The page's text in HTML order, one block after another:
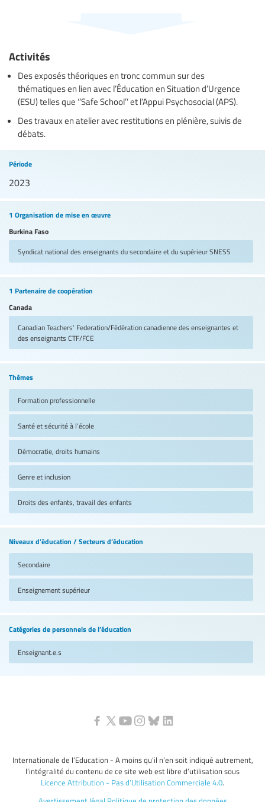
Activités
Des exposés théoriques en tronc commun sur des
thématiques en lien avec l’Éducation en Situation d’Urgence
(ESU) telles que ‘’Safe School’’ et l’Appui Psychosocial (APS).
Des travaux en atelier avec restitutions en plénière, suivis de
débats.
Période
2023
1 Organisation de mise en œuvre
Burkina Faso
Syndicat national des enseignants du secondaire et du supérieurSNESS
1 Partenaire de coopération
Canada
Canadian Teachers' Federation/Fédération canadienne des enseignantes et
des enseignants CTF/FCE
Thèmes
Formation professionnelle
Santé et sécurité à l’école
Démocratie, droits humains
Genre et inclusion
Droits des enfants, travail des enfants
Niveaux d’éducation / Secteurs d’éducation
Secondaire
Enseignement supérieur
Catégories de personnels de l’éducation
Enseignant.e.s
Internationale de l’Education - A moins qu’il n’en soit indiqué autrement,
l’intégralité du contenu de ce site web est libre d’utilisation sous
Licence Attribution - Pas d’Utilisation Commerciale 4.0.